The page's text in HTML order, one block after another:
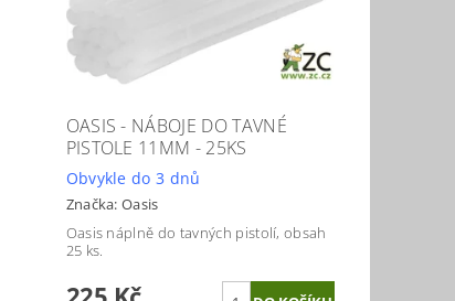
OASIS - NÁBOJE DO TAVNÉ
PISTOLE 11MM - 25KS
Obvykle do 3 dnů
Značka:Oasis
Oasis náplně do tavných pistolí, obsah
25 ks.